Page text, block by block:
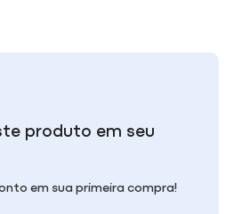
produto em seu
em sua primeira compra!